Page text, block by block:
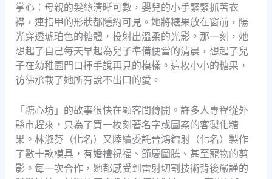
掌心：母親的髮絲清晰可數，嬰兒的小手緊緊抓著衣
襟，連指甲的形狀都隱約可見。她將糖果放在窗前，陽
光穿透琥珀色的糖體，投射出溫柔的光影。那一刻，她
想起了自己每天早起為兒子準備便當的清晨，想起了兒
子在幼稚園門口揮手說再見的模樣。這枚小小的糖果，
彷彿承載了她所有說不出口的愛。
「糖心坊」的故事很快在顧客間傳開。許多人專程從外
縣市趕來，只為了買一枚刻著名字或圖案的客製化糖
果。林淑芬（化名）又陸續委託晉鴻鐳射（化名）製作
了數十款模具，有婚禮祝福、節慶圖騰、甚至寵物的剪
影。每一次合作，她都感受到雷射切割技術背後嚴謹的